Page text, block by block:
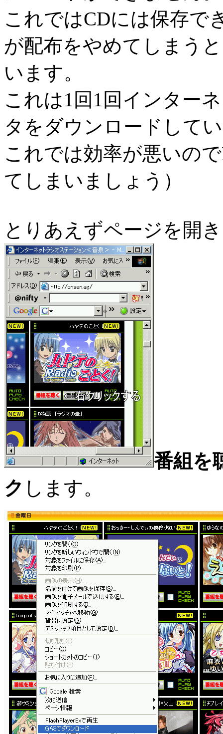
これではCDには保存で
が配布をやめてしまう
います。
これは1回1回インター
タをダウンロードして
これでは効率が悪いの
てしまいましょう）
とりあえずページを開
番組を
ク します。